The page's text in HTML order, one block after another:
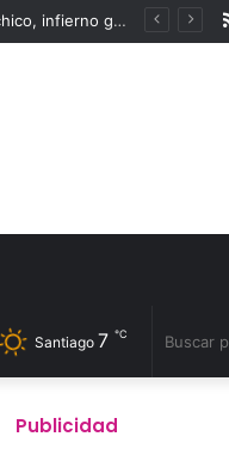
En medio del aumento de la violencia a la comunidad LGBTIQA+, organismos internacionales reconocen a defensores de derechos humanos
Santiago 7 ℃
Publicidad